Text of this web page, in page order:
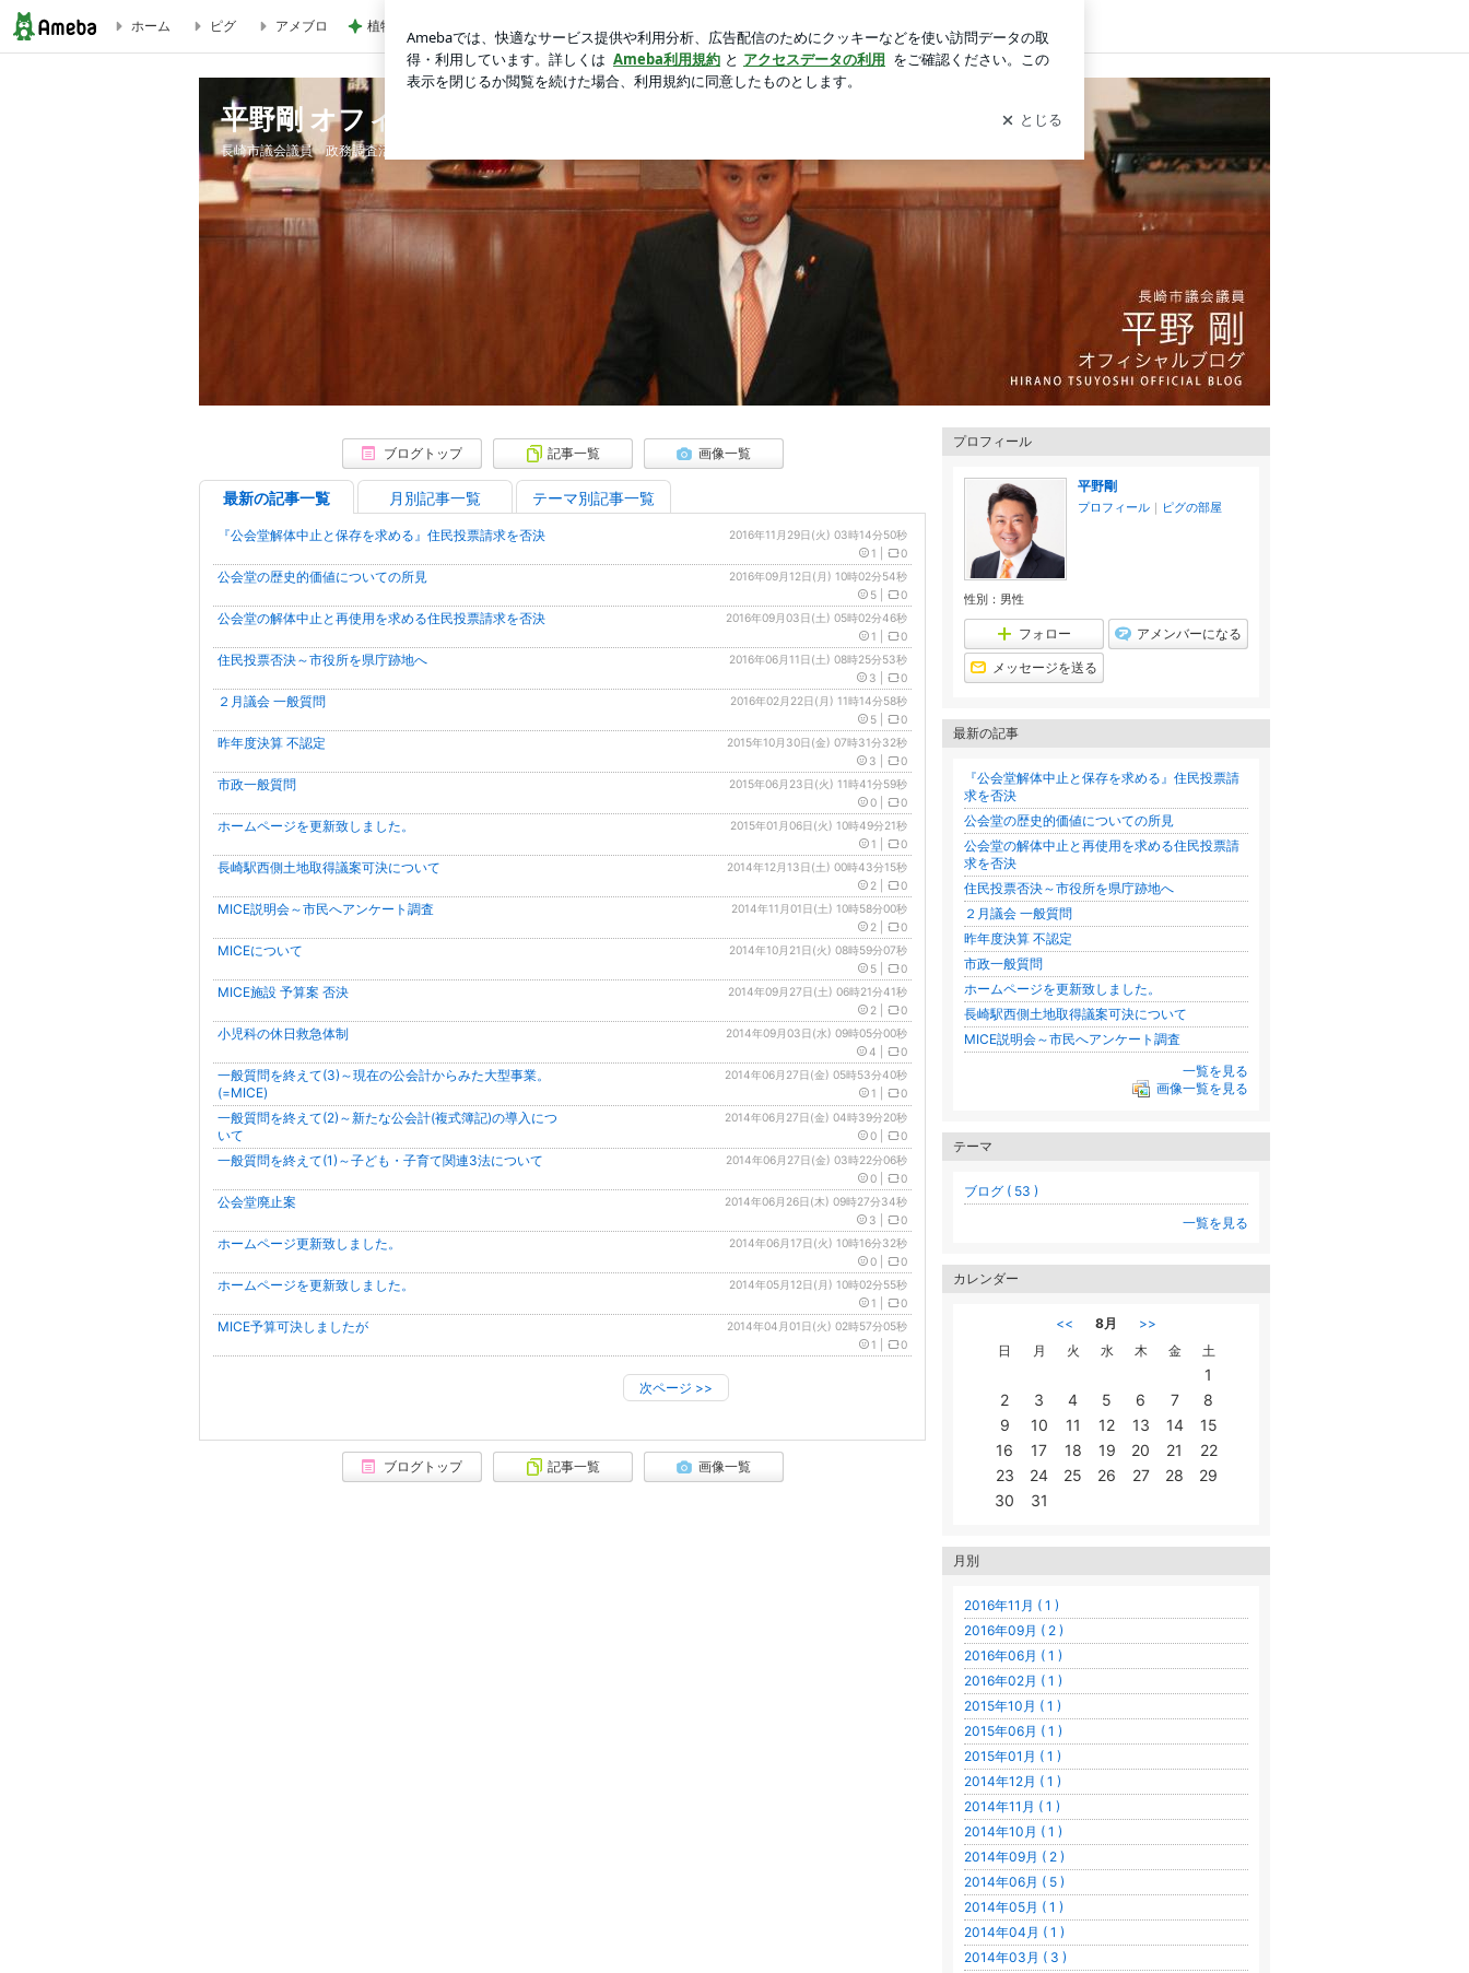
ホーム ピグ アメブロ 植物と魚に癒された素敵な二日間 ログイン
平野剛 オフィシャルブログ
長崎市議会議員 政務調査活動 平野剛
ブログトップ 記事一覧 画像一覧
最新の記事一覧 月別記事一覧 テーマ別記事一覧
『公会堂解体中止と保存を求める』住民投票請求を否決
2016年11月29日(火) 03時14分50秒
1
0
公会堂の歴史的価値についての所見
2016年09月12日(月) 10時02分54秒
5
0
公会堂の解体中止と再使用を求める住民投票請求を否決
2016年09月03日(土) 05時02分46秒
1
0
住民投票否決～市役所を県庁跡地へ
2016年06月11日(土) 08時25分53秒
3
0
２月議会 一般質問
2016年02月22日(月) 11時14分58秒
5
0
昨年度決算 不認定
2015年10月30日(金) 07時31分32秒
3
0
市政一般質問
2015年06月23日(火) 11時41分59秒
0
0
ホームページを更新致しました。
2015年01月06日(火) 10時49分21秒
1
0
長崎駅西側土地取得議案可決について
2014年12月13日(土) 00時43分15秒
2
0
MICE説明会～市民へアンケート調査
2014年11月01日(土) 10時58分00秒
2
0
MICEについて
2014年10月21日(火) 08時59分07秒
5
0
MICE施設 予算案 否決
2014年09月27日(土) 06時21分41秒
2
0
小児科の休日救急体制
2014年09月03日(水) 09時05分00秒
4
0
一般質問を終えて(3)～現在の公会計からみた大型事業。
(=MICE)
2014年06月27日(金) 05時53分40秒
1
0
一般質問を終えて(2)～新たな公会計(複式簿記)の導入につ
いて
2014年06月27日(金) 04時39分20秒
0
0
一般質問を終えて(1)～子ども・子育て関連3法について
2014年06月27日(金) 03時22分06秒
0
0
公会堂廃止案
2014年06月26日(木) 09時27分34秒
3
0
ホームページ更新致しました。
2014年06月17日(火) 10時16分32秒
0
0
ホームページを更新致しました。
2014年05月12日(月) 10時02分55秒
1
0
MICE予算可決しましたが
2014年04月01日(火) 02時57分05秒
1
0
次ページ >>
ブログトップ 記事一覧 画像一覧
プロフィール
平野剛
プロフィール ｜ ピグの部屋
性別： 男性
フォロー アメンバーになる
メッセージを送る
最新の記事
『公会堂解体中止と保存を求める』住民投票請
求を否決
公会堂の歴史的価値についての所見
公会堂の解体中止と再使用を求める住民投票請
求を否決
住民投票否決～市役所を県庁跡地へ
２月議会 一般質問
昨年度決算 不認定
市政一般質問
ホームページを更新致しました。
長崎駅西側土地取得議案可決について
MICE説明会～市民へアンケート調査
一覧を見る
画像一覧を見る
テーマ
ブログ ( 53 )
一覧を見る
カレンダー
<< 8月
>>
日
月 火 水 木 金 土
1
2
3 4 5 6 7
8
9
10 11 12 13 14
15
16
17 18 19 20 21
22
23
24 25 26 27 28
29
30
31
月別
2016年11月 ( 1 )
2016年09月 ( 2 )
2016年06月 ( 1 )
2016年02月 ( 1 )
2015年10月 ( 1 )
2015年06月 ( 1 )
2015年01月 ( 1 )
2014年12月 ( 1 )
2014年11月 ( 1 )
2014年10月 ( 1 )
2014年09月 ( 2 )
2014年06月 ( 5 )
2014年05月 ( 1 )
2014年04月 ( 1 )
2014年03月 ( 3 )